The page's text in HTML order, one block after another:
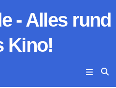
- Alles rund
Kino!